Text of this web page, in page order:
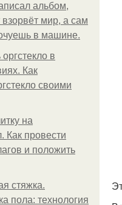
альбом,
взорвёт мир, а сам
в машине.
в
Как
своими
на
Как провести
и положить
стяжка.
пола: технология